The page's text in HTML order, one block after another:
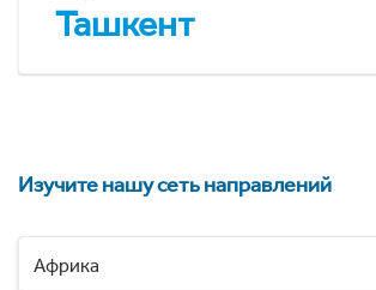
Ташкент
Изучите нашу сеть направлений
Африка